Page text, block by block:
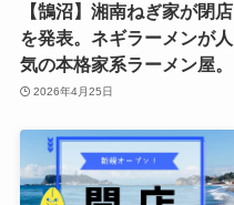
【鵠沼】湘南ねぎ家が閉店
を発表。ネギラーメンが人
気の本格家系ラーメン屋。
2026年4月25日